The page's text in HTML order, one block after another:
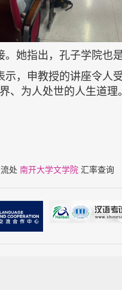
她指出，孔子学院也
，申教授的讲座令人
、为人处世的人生道理。
处 南开大学文学院 汇率查询